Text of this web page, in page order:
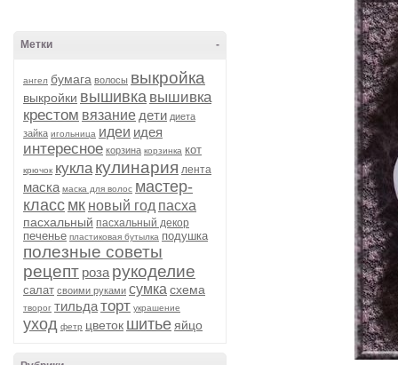
-
Метки
ангел бумага волосы выкройка
выкройки вышивка вышивка
крестом вязание дети диета
зайка игольница идеи идея
интересное корзина корзинка кот
крючок кукла кулинария лента
маска маска для волос мастер-
класс мк новый год пасха
пасхальный пасхальный декор
печенье пластиковая бутылка подушка
полезные советы
рецепт роза рукоделие
салат своими руками сумка схема
творог тильдаторт украшение
уход фетр цветок шитье яйцо